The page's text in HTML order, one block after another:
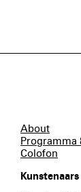
About
Programma
Colofon
Kunstenaars